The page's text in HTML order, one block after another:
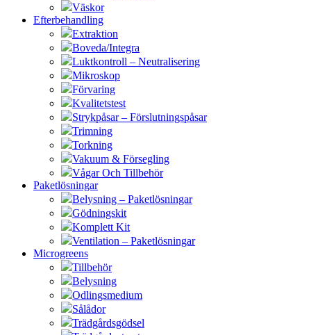
Väskor
Efterbehandling
Extraktion
Boveda/Integra
Luktkontroll – Neutralisering
Mikroskop
Förvaring
Kvalitetstest
Strykpåsar – Förslutningspåsar
Trimning
Torkning
Vakuum & Försegling
Vågar Och Tillbehör
Paketlösningar
Belysning – Paketlösningar
Gödningskit
Komplett Kit
Ventilation – Paketlösningar
Microgreens
Tillbehör
Belysning
Odlingsmedium
Sålådor
Trädgårdsgödsel